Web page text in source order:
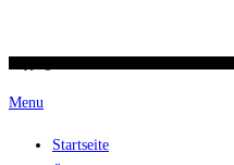
Menu
Startseite